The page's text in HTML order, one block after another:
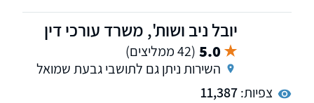
יובל ניב ושות', משרד עורכי דין
5.0 (42 ממליצים)
השירות ניתן גם לתושבי גבעת שמואל
צפיות:11,387